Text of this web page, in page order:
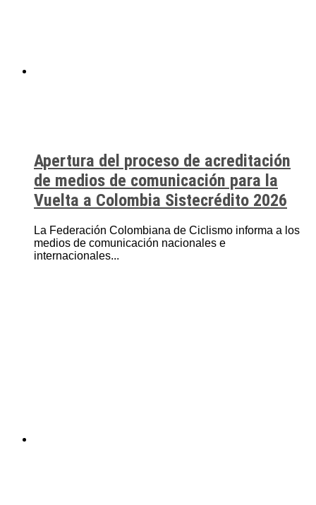
Apertura del proceso de acreditación
de medios de comunicación para la
Vuelta a Colombia Sistecrédito 2026
La Federación Colombiana de Ciclismo informa a los
medios de comunicación nacionales e
internacionales...